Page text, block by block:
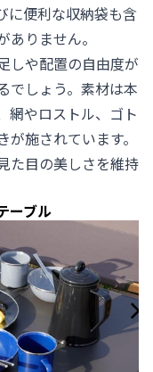
に便利な収納袋も含
りません。
しや配置の自由度が
でしょう。素材は本
網やロストル、ゴト
施されています。
た目の美しさを維持
ーブル